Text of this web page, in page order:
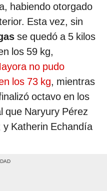
habiendo otorgado
Esta vez, sin
se quedó a 5 kilos
los 59 kg,
no pudo
los 73 kg, mientras
octavo en los
que Naryury Pérez
Katherin Echandía